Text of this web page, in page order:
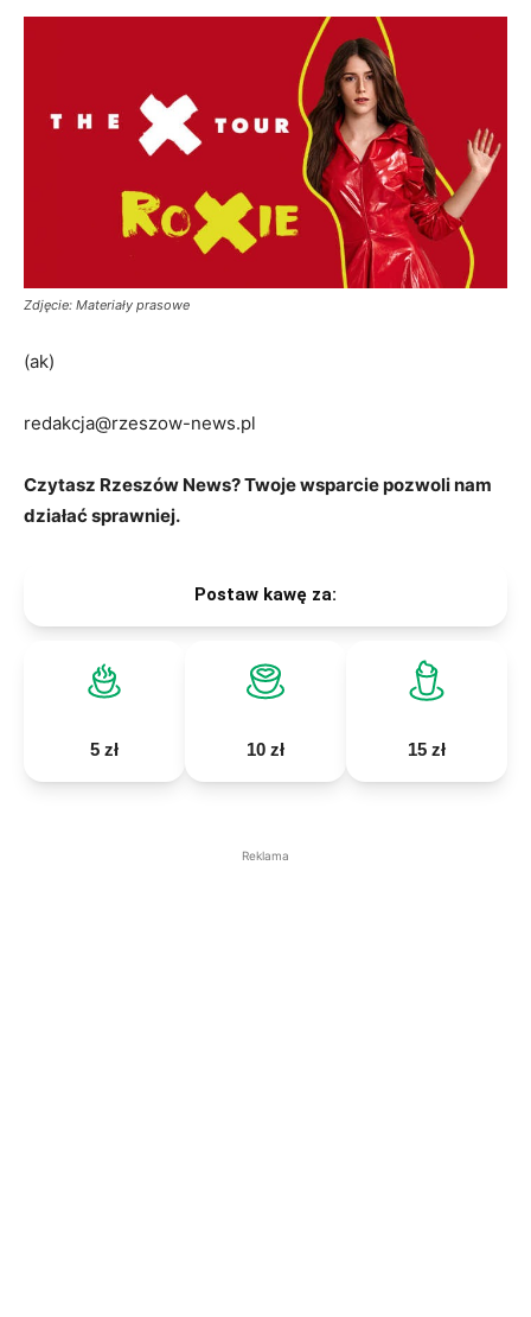
Zdjęcie: Materiały prasowe
(ak)
redakcja@rzeszow-news.pl
Czytasz Rzeszów News? Twoje wsparcie pozwoli nam
działać sprawniej.
Postaw kawę za:
5 zł 10 zł 15 zł
Reklama